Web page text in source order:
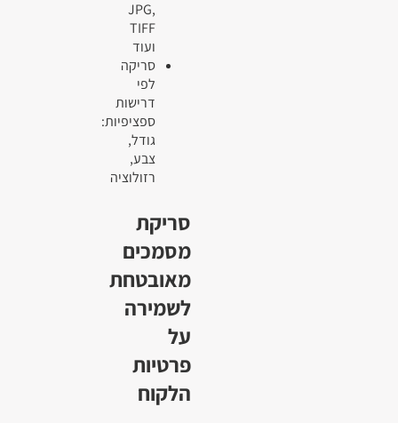
JPG,
TIFF
ועוד
סריקה
לפי
דרישות
ספציפיות:
גודל,
צבע,
רזולוציה
סריקת
מסמכים
מאובטחת
לשמירה
על
פרטיות
הלקוח